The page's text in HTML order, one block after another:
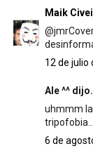
Maik
12 de julio
Ale ^^
uhmmm
tripofobia...
6 de